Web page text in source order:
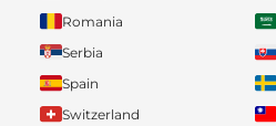
Romania
Serbia
Spain
Switzerland